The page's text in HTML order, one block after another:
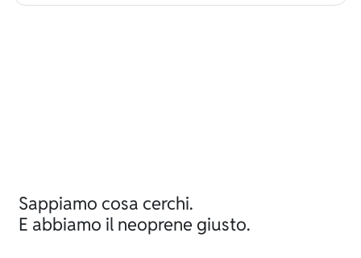
Sappiamo cosa cerchi.
E abbiamo il neoprene giusto.